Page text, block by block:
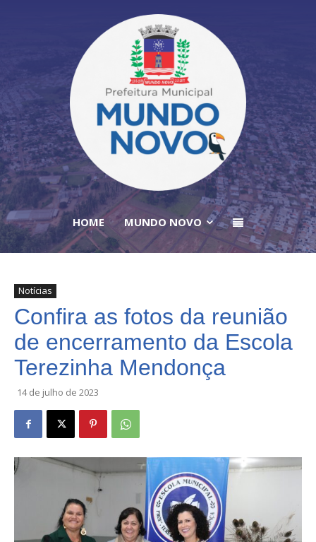
HOME MUNDO NOVO
Notícias
Confira as fotos da reunião
de encerramento da Escola
Terezinha Mendonça
14 de julho de 2023